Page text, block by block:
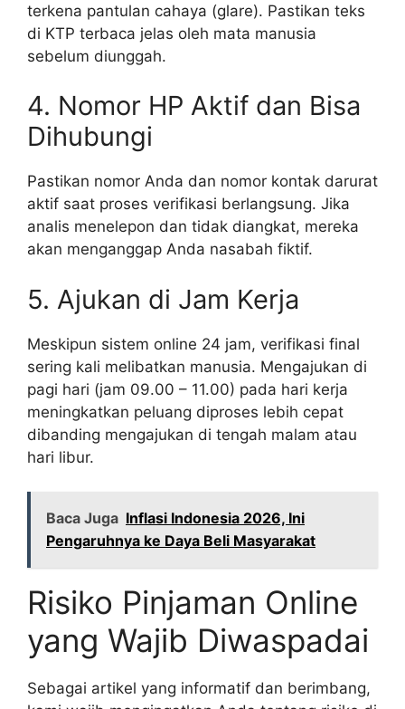
terkena pantulan cahaya (glare). Pastikan teks
di KTP terbaca jelas oleh mata manusia
sebelum diunggah.
4. Nomor HP Aktif dan Bisa
Dihubungi
Pastikan nomor Anda dan nomor kontak darurat
aktif saat proses verifikasi berlangsung. Jika
analis menelepon dan tidak diangkat, mereka
akan menganggap Anda nasabah fiktif.
5. Ajukan di Jam Kerja
Meskipun sistem online 24 jam, verifikasi final
sering kali melibatkan manusia. Mengajukan di
pagi hari (jam 09.00 – 11.00) pada hari kerja
meningkatkan peluang diproses lebih cepat
dibanding mengajukan di tengah malam atau
hari libur.
Baca Juga Inflasi Indonesia 2026, Ini
Pengaruhnya ke Daya Beli Masyarakat
Risiko Pinjaman Online
yang Wajib Diwaspadai
Sebagai artikel yang informatif dan berimbang,